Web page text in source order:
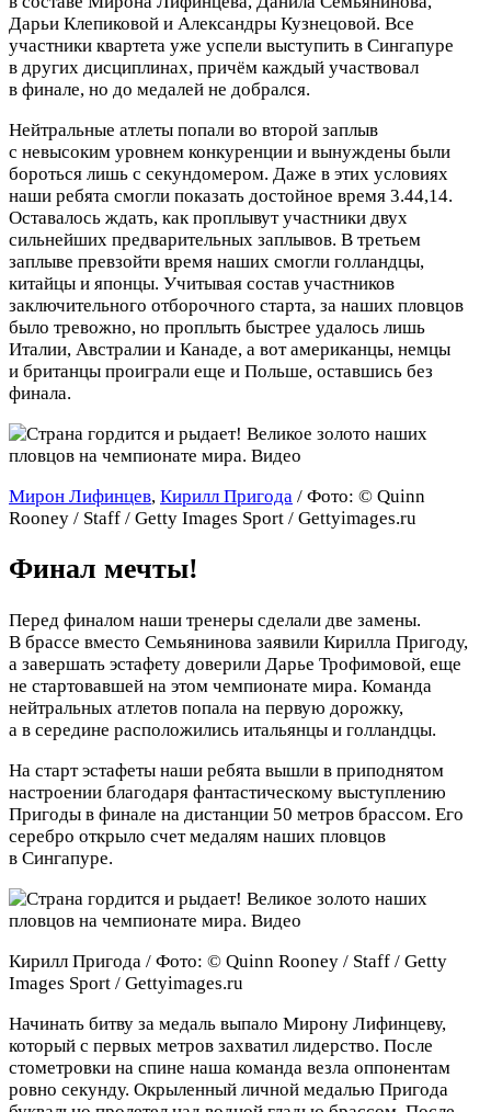
Дарьи Клепиковой и Александры Кузнецовой. Все
участники квартета уже успели выступить в Сингапуре
в других дисциплинах, причём каждый участвовал
в финале, но до медалей не добрался.
Нейтральные атлеты попали во второй заплыв
с невысоким уровнем конкуренции и вынуждены были
бороться лишь с секундомером. Даже в этих условиях
наши ребята смогли показать достойное время 3.44,14.
Оставалось ждать, как проплывут участники двух
сильнейших предварительных заплывов. В третьем
заплыве превзойти время наших смогли голландцы,
китайцы и японцы. Учитывая состав участников
заключительного отборочного старта, за наших пловцов
было тревожно, но проплыть быстрее удалось лишь
Италии, Австралии и Канаде, а вот американцы, немцы
и британцы проиграли еще и Польше, оставшись без
финала.
Мирон Лифинцев, Кирилл Пригода / Фото: © Quinn
Rooney / Staff / Getty Images Sport / Gettyimages.ru
Финал мечты!
Перед финалом наши тренеры сделали две замены.
В брассе вместо Семьянинова заявили Кирилла Пригоду,
а завершать эстафету доверили Дарье Трофимовой, еще
не стартовавшей на этом чемпионате мира. Команда
нейтральных атлетов попала на первую дорожку,
а в середине расположились итальянцы и голландцы.
На старт эстафеты наши ребята вышли в приподнятом
настроении благодаря фантастическому выступлению
Пригоды в финале на дистанции 50 метров брассом. Его
серебро открыло счет медалям наших пловцов
в Сингапуре.
Кирилл Пригода / Фото: © Quinn Rooney / Staff / Getty
Images Sport / Gettyimages.ru
Начинать битву за медаль выпало Мирону Лифинцеву,
который с первых метров захватил лидерство. После
стометровки на спине наша команда везла оппонентам
ровно секунду. Окрыленный личной медалью Пригода